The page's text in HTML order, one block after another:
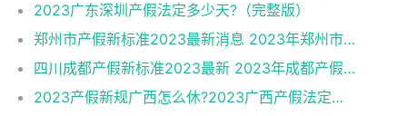
2023广东深圳产假法定多少天?（完整版）
郑州市产假新标准2023最新消息 2023年郑州市产假有多少天?
四川成都产假新标准2023最新 2023年成都产假有多少天新标准?
2023产假新规广西怎么休?2023广西产假法定多少天?（最新）